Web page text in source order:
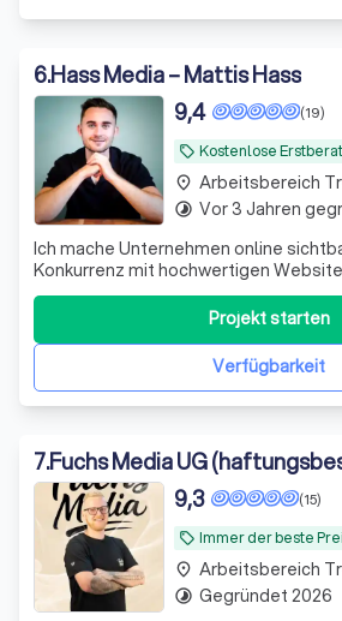
6.Hass Media – Mattis Hass
local_offer Kostenlose
(19)
9,4
Ich mache Unternehmen online
Konkurrenz mit hochwertigen
aufbauen, Anfragen oder Mitarbeiter
Performance statt leere Versprechen.
Verfügbarkeit
Projekt starten
place Arbeitsbereich
timelapse Vor 3 Jahren
7.Fuchs Media UG
local_offer Immer der beste
(15)
9,3
place Arbeitsbereich
timelapse Gegründet 2026